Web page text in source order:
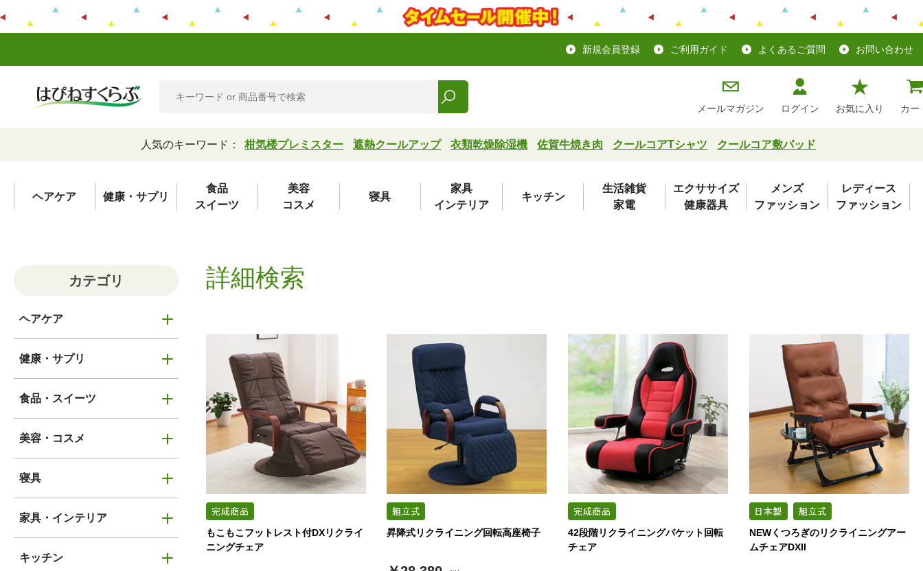
新規会員登録 ご利用ガイド よくあるご質問 お問い合わせ
メールマガジン ログイン お気に入り カー
人気のキーワード： 柑気楼プレミスター 遮熱クールアップ 衣類乾燥除湿機 佐賀牛焼き肉 クールコアTシャツ クールコア敷パッド
ヘアケア 健康・サプリ
食品
スイーツ
美容
コスメ
寝具
家具
インテリア
キッチン
生活雑貨
家電
エクササイズ
健康器具
メンズ
ファッション
レディース
ファッション
カテゴリ
ヘアケア
健康・サプリ
食品・スイーツ
美容・コスメ
寝具
家具・インテリア
キッチン
詳細検索
もこもこフットレスト付DXリクライ
ニングチェア
昇降式リクライニング回転高座椅子
42段階リクライニングバケット回転
チェア
NEWくつろぎのリクライニングアー
ムチェアDXII